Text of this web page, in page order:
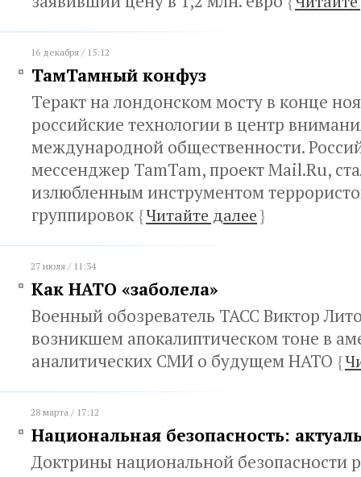
16 декабря / 15:12
ТамТамный конфуз
Теракт на лондонском мосту в конце
российские технологии в центр
международной общественности.
мессенджер TamTam, проект Mail.Ru,
излюбленным инструментом
группировок{Читайте далее}
27 июля / 11:34
Как НАТО «заболела»
Военный обозреватель ТАСС Виктор
возникшем апокалиптическом тоне в
аналитических СМИ о будущем НАТО {
28 марта / 17:12
Национальная безопасность:
Доктрины национальной безопасности